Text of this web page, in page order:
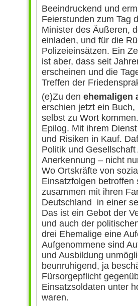
Beeindruckend und
Feierstunden zum Tag
Minister des Äußeren,
einladen, und für die
Polizeieinsätzen. Ein
ist aber, dass seit
erscheinen und die
Treffen der
(e)Zu den ehemaligen
erschien jetzt ein
selbst zu Wort
Epilog. Mit ihrem
und Risiken in Kauf.
Politik und
Anerkennung – nicht
Wo Ortskräfte von
Einsatzfolgen
zusammen mit ihren
Deutschland in einer
Das ist ein Gebot der
und auch der
drei Ehemalige eine
Aufgenommene sind
und Ausbildung
beunruhigend, ja
Fürsorgepflicht
Einsatzsoldaten unter
waren.